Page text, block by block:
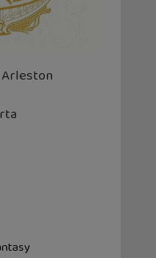
Arleston